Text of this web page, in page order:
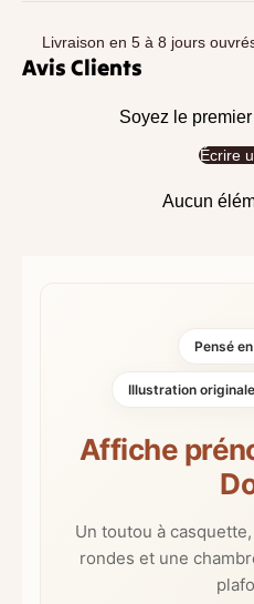
Livraison en 5 à 8 jours
Avis Clients
Soyez le
Écrire
Aucun
Pensé
Illustration
Affiche
Un toutou à
rondes et une